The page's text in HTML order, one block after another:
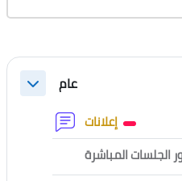
Section outline
Collapseعام
Forum
الجلسات المباشرة